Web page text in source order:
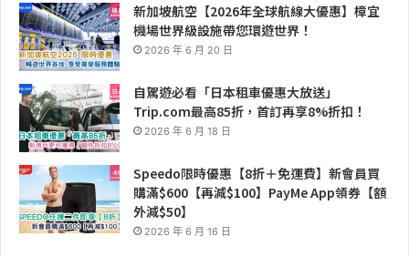
新加坡航空【2026年全球航線大優惠】樟宜
機場世界級設施帶您環遊世界！
2026 年 6 月 20 日
自駕遊必看「日本租車優惠大放送」
Trip.com最高85折，首訂再享8%折扣！
2026 年 6 月 18 日
Speedo限時優惠【8折＋免運費】新會員買
購滿$600【再減$100】PayMe App領券【額
外減$50】
2026 年 6 月 16 日